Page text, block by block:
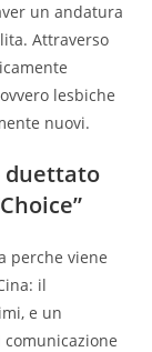
un andatura
Attraverso
lesbiche
nuovi.
duettato
perche viene
il
e un